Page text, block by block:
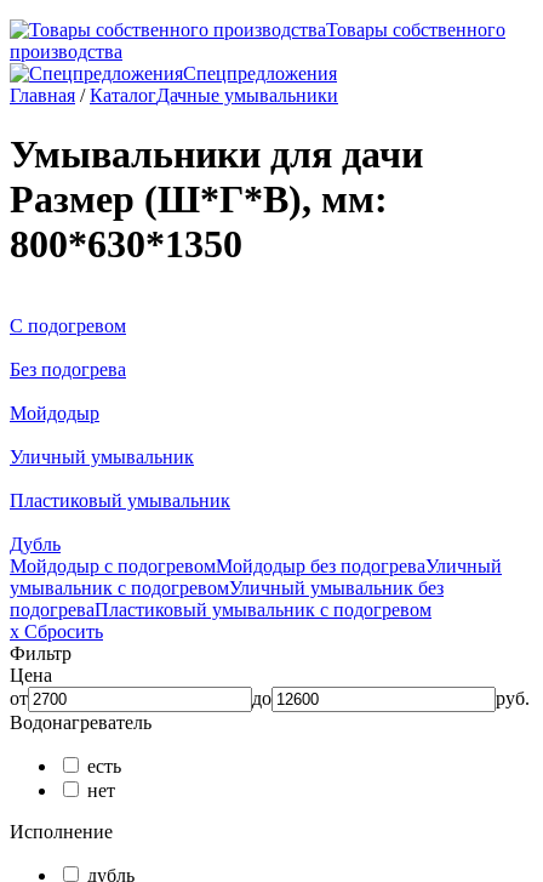
Товары собственного
производства
Спецпредложения
Главная /КаталогДачные умывальники
Умывальники для дачи
Размер (Ш*Г*В), мм:
800*630*1350
С подогревом
Без подогрева
Мойдодыр
Уличный умывальник
Пластиковый умывальник
Дубль
Мойдодыр с подогревомМойдодыр без подогреваУличный
умывальник с подогревомУличный умывальник без
подогреваПластиковый умывальник с подогревом
x Сбросить
Фильтр
Цена
от
до
руб.
Водонагреватель
есть
нет
Исполнение
дубль